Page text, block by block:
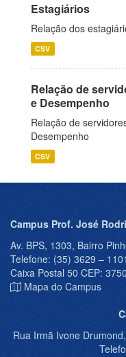
Estagiários
Relação dos
CSV
Relação de
e Desempenho
Relação de
Desempenho
CSV
Campus Prof. José
Av. BPS, 1303, Bairro
Telefone: (35) 3629 –
Caixa Postal 50 CEP:
Mapa do Campus
Rua Irmã Ivone